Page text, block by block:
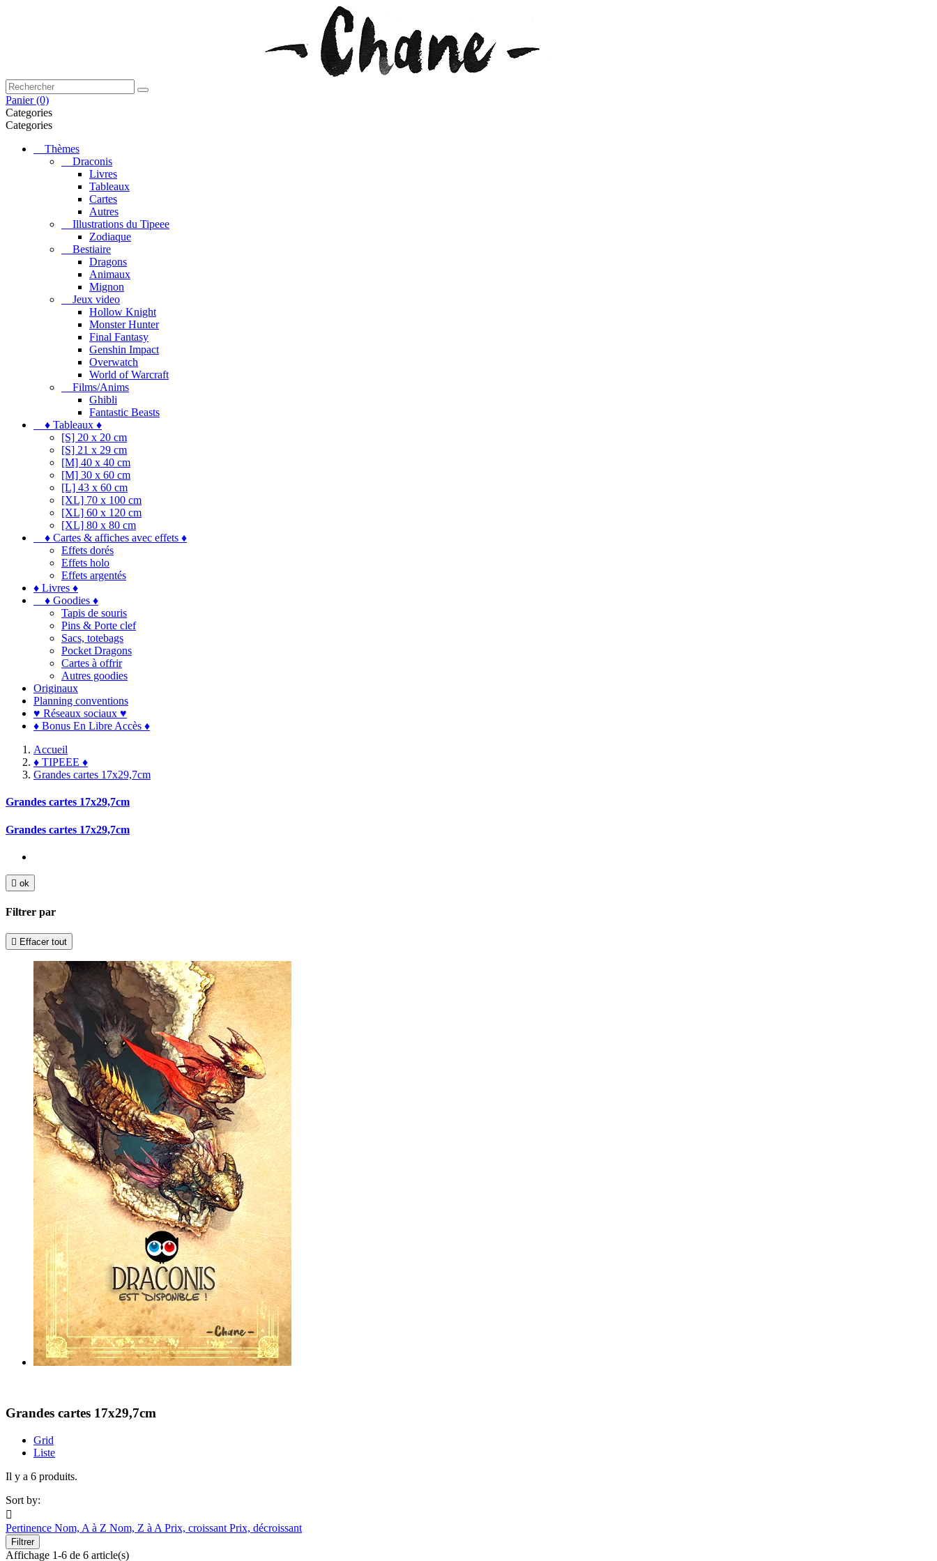
Panier (0)
Categories
Categories
Thèmes
Draconis
Livres
Tableaux
Cartes
Autres
Illustrations du Tipeee
Zodiaque
Bestiaire
Dragons
Animaux
Mignon
Jeux video
Hollow Knight
Monster Hunter
Final Fantasy
Genshin Impact
Overwatch
World of Warcraft
Films/Anims
Ghibli
Fantastic Beasts
♦ Tableaux ♦
[S] 20 x 20 cm
[S] 21 x 29 cm
[M] 40 x 40 cm
[M] 30 x 60 cm
[L] 43 x 60 cm
[XL] 70 x 100 cm
[XL] 60 x 120 cm
[XL] 80 x 80 cm
♦ Cartes & affiches avec effets ♦
Effets dorés
Effets holo
Effets argentés
♦ Livres ♦
♦ Goodies ♦
Tapis de souris
Pins & Porte clef
Sacs, totebags
Pocket Dragons
Cartes à offrir
Autres goodies
Originaux
Planning conventions
♥ Réseaux sociaux ♥
♦ Bonus En Libre Accès ♦
Accueil
♦ TIPEEE ♦
Grandes cartes 17x29,7cm
Grandes cartes 17x29,7cm
Grandes cartes 17x29,7cm
 ok
Filtrer par
 Effacer tout
Grandes cartes 17x29,7cm
Grid
Liste
Il y a 6 produits.
Sort by:

Pertinence Nom, A à Z Nom, Z à A Prix, croissant Prix, décroissant
Filtrer
Affichage 1-6 de 6 article(s)